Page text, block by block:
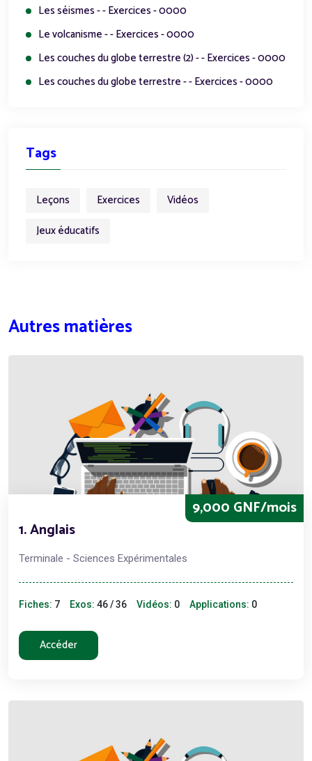
Les séismes - - Exercices - 0000
Le volcanisme - - Exercices - 0000
Les couches du globe terrestre (2) - - Exercices - 0000
Les couches du globe terrestre - - Exercices - 0000
Tags
Leçons Exercices
Vidéos
Jeux éducatifs
Autres matières
9,000 GNF/mois
1. Anglais
Terminale - Sciences Expérimentales
Fiches: 7 Exos: 46 / 36 Vidéos: 0 Applications: 0
Accéder